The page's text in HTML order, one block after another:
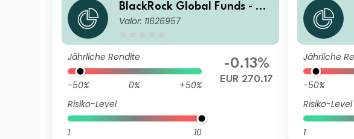
BlackRock Global Funds - US
Dollar High Yield Bond Fund
Valor: 11626957
Jährliche Rendite
-50% 0%
+50%
Risiko-Level
1 10
-0.13%
EUR 270.17
Jährliche
-50%
Risiko-Level
1